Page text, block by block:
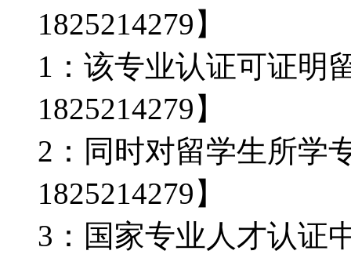
1825214279】
1：该专业认证可证明
1825214279】
2：同时对留学生所学
1825214279】
3：国家专业人才认证